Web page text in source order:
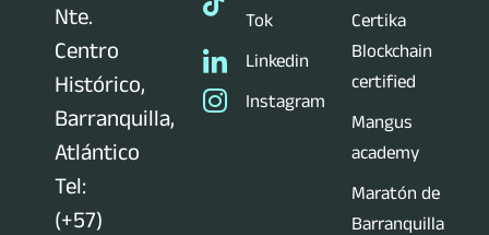
Nte.
Centro
Histórico,
Barranquilla,
Atlántico
Tel:
(+57)
Tok
Linkedin
Instagram
Certika
Blockchain
certified
Mangus
academy
Maratón de
Barranquilla